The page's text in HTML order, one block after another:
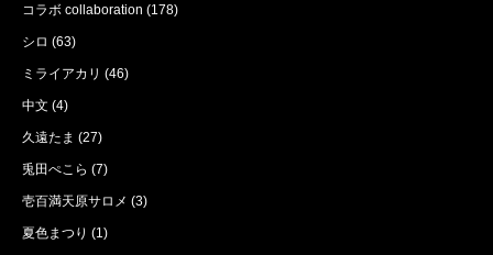
コラボ collaboration (178)
シロ (63)
ミライアカリ (46)
中文 (4)
久遠たま (27)
兎田ぺこら (7)
壱百満天原サロメ (3)
夏色まつり (1)